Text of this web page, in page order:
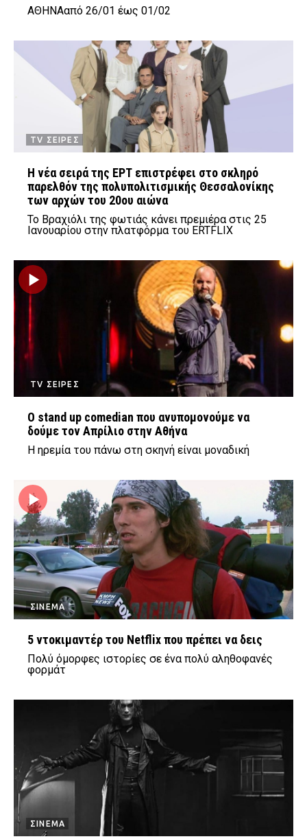
ΑΘΗΝΑαπό 26/01 έως 01/02
TV ΣΕΙΡΕΣ
Η νέα σειρά της ΕΡΤ επιστρέφει στο σκληρό
παρελθόν της πολυπολιτισμικής Θεσσαλονίκης
των αρχών του 20ου αιώνα
Το Βραχιόλι της φωτιάς κάνει πρεμιέρα στις 25
Ιανουαρίου στην πλατφόρμα του ERTFLIX
TV ΣΕΙΡΕΣ
O stand up comedian που ανυπομονούμε να
δούμε τον Απρίλιο στην Αθήνα
Η ηρεμία του πάνω στη σκηνή είναι μοναδική
ΣΙΝΕΜΑ
5 ντοκιμαντέρ του Netflix που πρέπει να δεις
Πολύ όμορφες ιστορίες σε ένα πολύ αληθοφανές
φορμάτ
ΣΙΝΕΜΑ